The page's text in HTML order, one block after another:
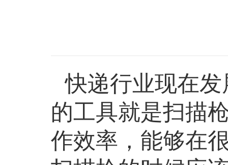
快递行业现在
的工具就是扫描
作效率，能够在